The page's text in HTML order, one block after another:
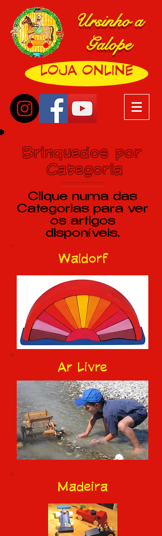
Ursinho a
Galope
LOJA ONLINE
Brinquedos por
Categoria
Clique numa das
Categorias para ver
os artigos
disponíveis.
Waldorf
Ar Livre
Madeira